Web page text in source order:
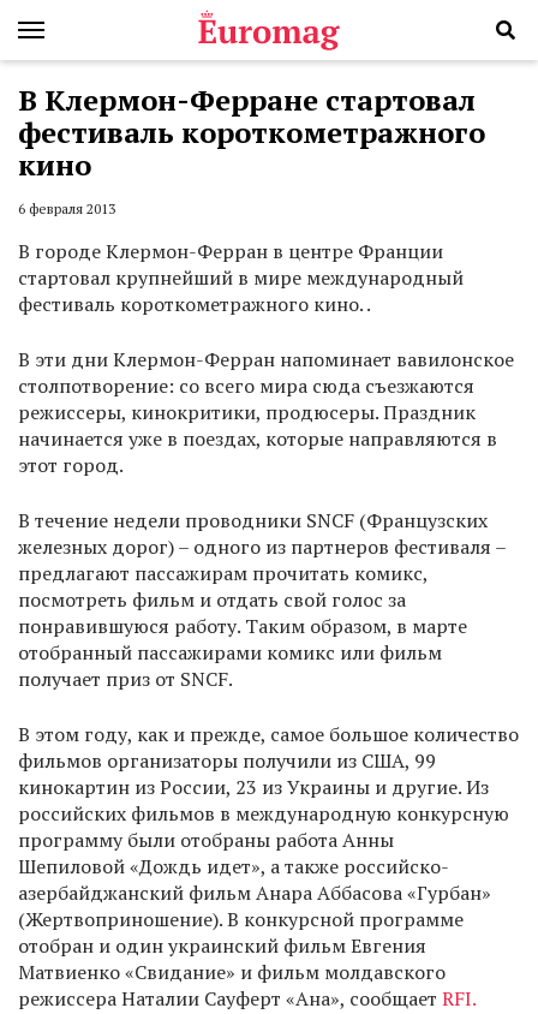
В Клермон-Ферране стартовал
фестиваль короткометражного
кино
6 февраля 2013
В городе Клермон-Ферран в центре Франции
стартовал крупнейший в мире международный
фестиваль короткометражного кино. .
В эти дни Клермон-Ферран напоминает вавилонское
столпотворение: со всего мира сюда съезжаются
режиссеры, кинокритики, продюсеры. Праздник
начинается уже в поездах, которые направляются в
этот город.
В течение недели проводники SNCF (Французских
железных дорог) – одного из партнеров фестиваля –
предлагают пассажирам прочитать комикс,
посмотреть фильм и отдать свой голос за
понравившуюся работу. Таким образом, в марте
отобранный пассажирами комикс или фильм
получает приз от SNCF.
В этом году, как и прежде, самое большое количество
фильмов организаторы получили из США, 99
кинокартин из России, 23 из Украины и другие. Из
российских фильмов в международную конкурсную
программу были отобраны работа Анны
Шепиловой «Дождь идет», а также российско-
азербайджанский фильм Анара Аббасова «Гурбан»
(Жертвоприношение). В конкурсной программе
отобран и один украинский фильм Евгения
Матвиенко «Свидание» и фильм молдавского
режиссера Наталии Сауферт «Ана», сообщает RFI.